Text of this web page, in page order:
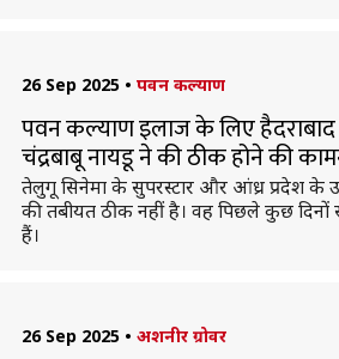
26 Sep 2025 • पवन कल्याण
पवन कल्याण इलाज के लिए हैदराबाद
चंद्रबाबू नायडू ने की ठीक होने की
तेलुगू सिनेमा के सुपरस्टार और आंध्र प्रदेश के
की तबीयत ठीक नहीं है। वह पिछले कुछ दिनों
हैं।
26 Sep 2025 • अशनीर ग्रोवर